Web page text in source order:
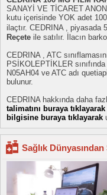
SANAYİ VE TİCARET
kutu içerisinde YOK adet
ilaçtır. CEDRINA , piyasada
Reçete ile satılır. İlacın
CEDRINA , ATC
PSİKOLEPTİKLER
N05AH04 ve ATC adı
bulunur.
CEDRINA hakkında daha
talimatını buraya tıklayarak
bilgisine buraya tıklayarak
Sağlık